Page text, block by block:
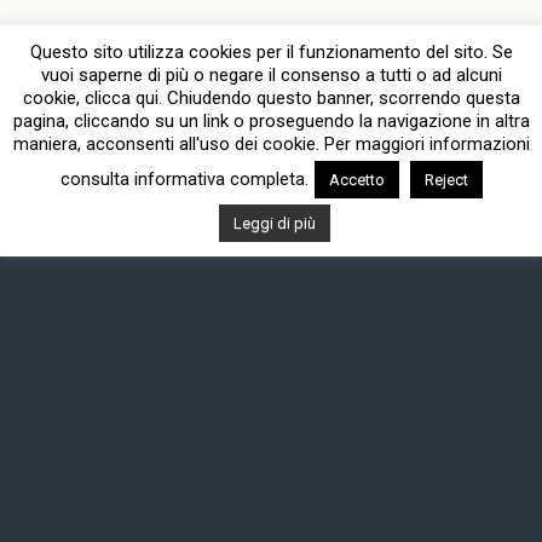
Questo sito utilizza cookies per il funzionamento del sito. Se
vuoi saperne di più o negare il consenso a tutti o ad alcuni
cookie, clicca qui. Chiudendo questo banner, scorrendo questa
pagina, cliccando su un link o proseguendo la navigazione in altra
maniera, acconsenti all'uso dei cookie. Per maggiori informazioni
consulta informativa completa.
Accetto Reject
Leggi di più